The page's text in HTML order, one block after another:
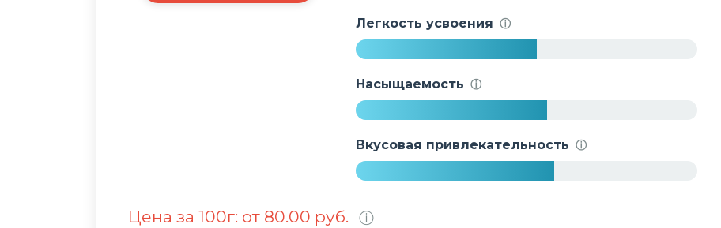
Легкость усвоения ⓘ
Насыщаемость ⓘ
Вкусовая привлекательность ⓘ
Цена за 100г: от 80.00 руб. ⓘ